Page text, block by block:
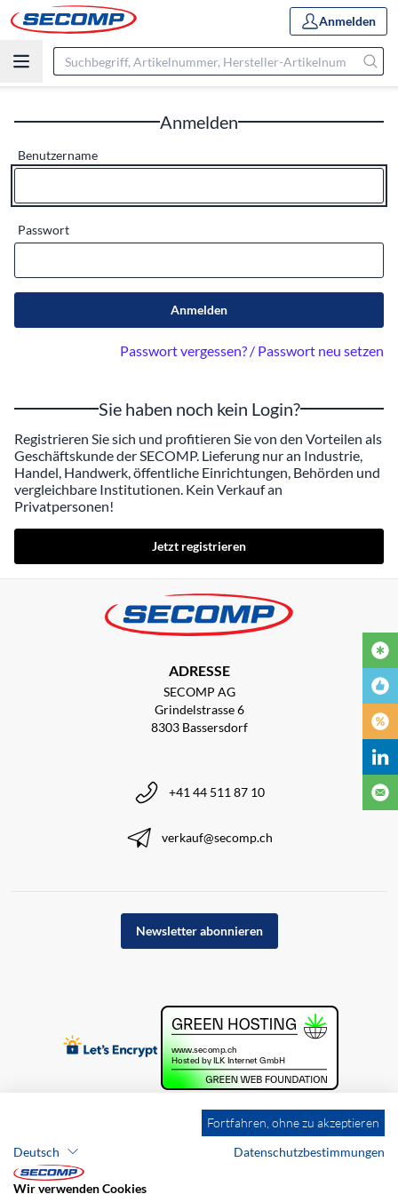
Anmelden
Anmelden
Benutzername
Passwort
Anmelden
Passwort vergessen? / Passwort neu setzen
Sie haben noch kein Login?
Registrieren Sie sich und profitieren Sie von den Vorteilen als
Geschäftskunde der SECOMP. Lieferung nur an Industrie,
Handel, Handwerk, öffentliche Einrichtungen, Behörden und
vergleichbare Institutionen. Kein Verkauf an
Privatpersonen!
Jetzt registrieren
ADRESSE
SECOMP AG
Grindelstrasse 6
8303 Bassersdorf
+41 44 511 87 10
verkauf@secomp.ch
Newsletter abonnieren
Fortfahren, ohne zu akzeptieren
Deutsch
Datenschutzbestimmungen
Wir verwenden Cookies